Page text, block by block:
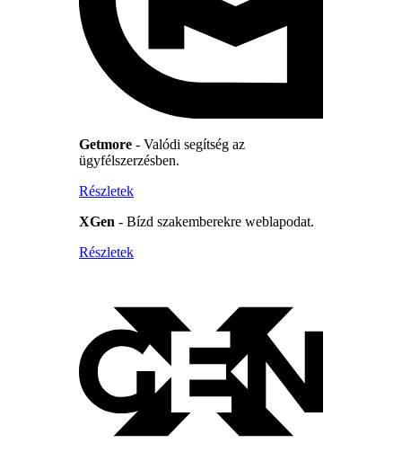
Getmore - Valódi segítség az
ügyfélszerzésben.
Részletek
XGen - Bízd szakemberekre weblapodat.
Részletek